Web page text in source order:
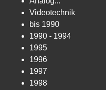
Videotechnik
bis 1990
1990 - 1994
1995
1996
1997
1998